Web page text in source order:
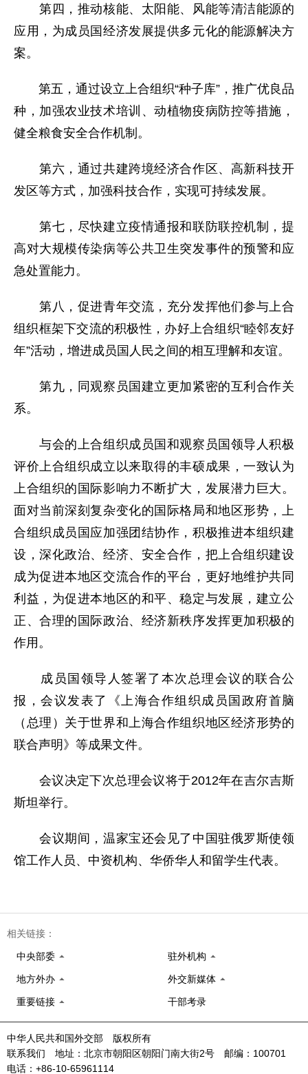
第四，推动核能、太阳能、风能等清洁能源的
应用，为成员国经济发展提供多元化的能源解决方
案。
第五，通过设立上合组织“种子库”，推广优良品
种，加强农业技术培训、动植物疫病防控等措施，
健全粮食安全合作机制。
第六，通过共建跨境经济合作区、高新科技开
发区等方式，加强科技合作，实现可持续发展。
第七，尽快建立疫情通报和联防联控机制，提
高对大规模传染病等公共卫生突发事件的预警和应
急处置能力。
第八，促进青年交流，充分发挥他们参与上合
组织框架下交流的积极性，办好上合组织“睦邻友好
年”活动，增进成员国人民之间的相互理解和友谊。
第九，同观察员国建立更加紧密的互利合作关
系。
与会的上合组织成员国和观察员国领导人积极
评价上合组织成立以来取得的丰硕成果，一致认为
上合组织的国际影响力不断扩大，发展潜力巨大。
面对当前深刻复杂变化的国际格局和地区形势，上
合组织成员国应加强团结协作，积极推进本组织建
设，深化政治、经济、安全合作，把上合组织建设
成为促进本地区交流合作的平台，更好地维护共同
利益，为促进本地区的和平、稳定与发展，建立公
正、合理的国际政治、经济新秩序发挥更加积极的
作用。
成员国领导人签署了本次总理会议的联合公
报，会议发表了《上海合作组织成员国政府首脑
（总理）关于世界和上海合作组织地区经济形势的
联合声明》等成果文件。
会议决定下次总理会议将于2012年在吉尔吉斯
斯坦举行。
会议期间，温家宝还会见了中国驻俄罗斯使领
馆工作人员、中资机构、华侨华人和留学生代表。
相关链接：
中央部委 驻外机构
地方外办 外交新媒体
重要链接 干部考录
中华人民共和国外交部 版权所有
联系我们 地址：北京市朝阳区朝阳门南大街2号 邮编：100701
电话：+86-10-65961114